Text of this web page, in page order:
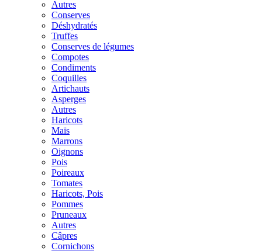
Autres
Conserves
Déshydratés
Truffes
Conserves de légumes
Compotes
Condiments
Coquilles
Artichauts
Asperges
Autres
Haricots
Maïs
Marrons
Oignons
Pois
Poireaux
Tomates
Haricots, Pois
Pommes
Pruneaux
Autres
Câpres
Cornichons